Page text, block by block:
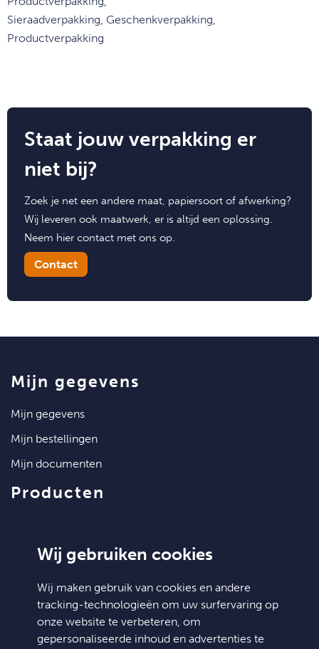
Wij gebruiken cookies
Wij maken gebruik van cookies en andere
tracking-technologieën om uw surfervaring op
onze website te verbeteren, om
gepersonaliseerde inhoud en advertenties te
Sieraadverpakking, Geschenkverpakking,
Productverpakking
Staat jouw verpakking er
niet bij?
Zoek je net een andere maat, papiersoort of afwerking?
Wij leveren ook maatwerk, er is altijd een oplossing.
Neem hier contact met ons op.
Contact
mijn gegevens
mijn gegevens
mijn bestellingen
mijn documenten
producten
klantenservice
contact
algemene voorwaarden
hulp nodig?